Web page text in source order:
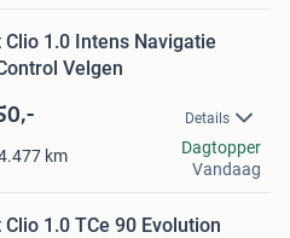
Clio 1.0 Intens Navigatie
Velgen
Details
km
Dagtopper
Vandaag
Clio 1.0 TCe 90 Evolution